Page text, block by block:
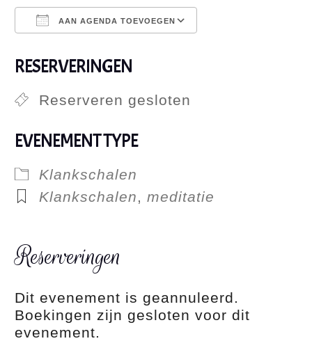
AAN AGENDA TOEVOEGEN
RESERVERINGEN
Reserveren gesloten
EVENEMENT TYPE
Klankschalen
Klankschalen,meditatie
Reserveringen
Dit evenement is geannuleerd.
Boekingen zijn gesloten voor dit
evenement.